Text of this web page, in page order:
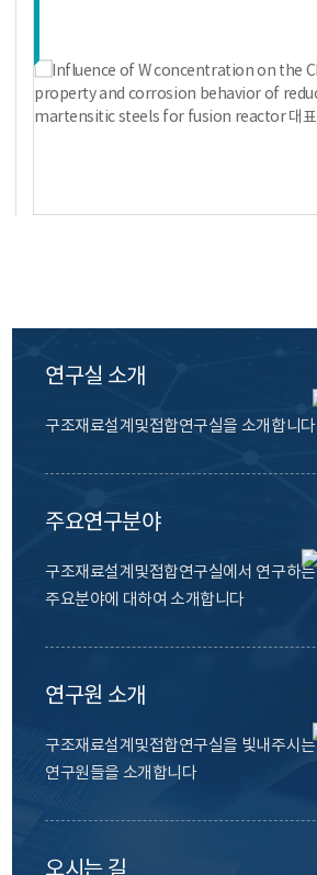
연구실 소개
구조재료설계및접합연구실을 소개합니다
주요연구분야
구조재료설계및접합연구실에서 연구하는
주요분야에 대하여 소개합니다
연구원 소개
구조재료설계및접합연구실을 빛내주시는
연구원들을 소개합니다